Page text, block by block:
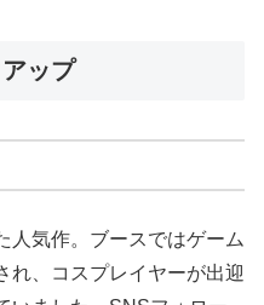
ップ
人気作。ブースではゲーム
れ、コスプレイヤーが出迎